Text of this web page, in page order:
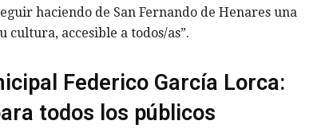
haciendo de San Fernando de Henares una
cultura, accesible a todos/as”.
Federico García Lorca:
todos los públicos